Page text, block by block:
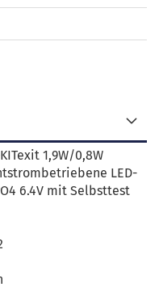
1,9W/0,8W
LED-
6.4V mit Selbsttest